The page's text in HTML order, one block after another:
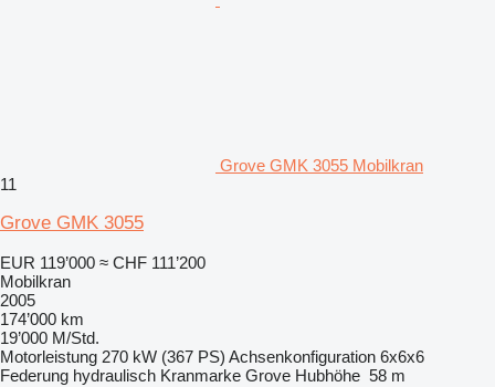
Grove GMK 3055 Mobilkran
11
Grove GMK 3055
EUR 119’000 ≈ CHF 111’200
Mobilkran
2005
174’000 km
19’000 M/Std.
Motorleistung 270 kW (367 PS) Achsenkonfiguration 6x6x6
Federung hydraulisch Kranmarke Grove Hubhöhe 58 m